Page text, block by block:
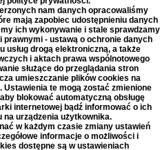
nam danych opracowaliśmy
mają zapobiec udostępnieniu danych
ich wykonywanie i stale sprawdzamy
- ustawą o ochronie danych
usług drogą elektroniczną, a także
i aktach prawa wspólnotowego
służące do przeglądania stron
umieszczanie plików cookies na
te mogą zostać zmienione
blokować automatyczną obsługę
internetowej bądź informować o ich
na urządzenia użytkownika.
w każdym czasie zmiany ustawień
informacje o możliwości i
dostępne są w ustawieniach